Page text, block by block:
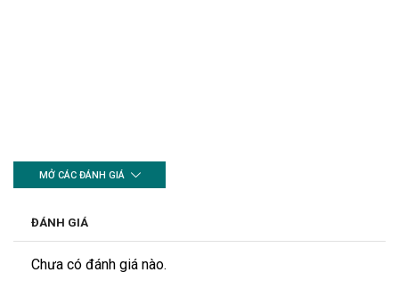
MỞ CÁC ĐÁNH GIÁ
ĐÁNH GIÁ
Chưa có đánh giá nào.